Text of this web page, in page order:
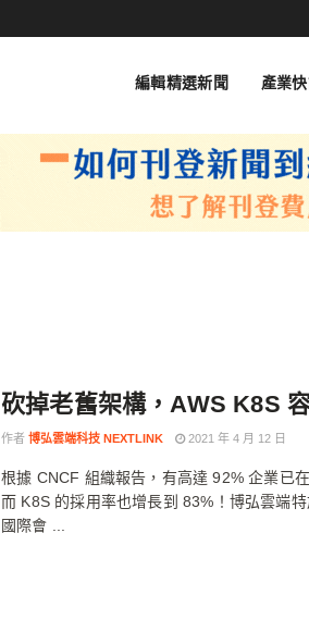
編輯精選新聞 產業
砍掉老舊架構，AWS K8S
作者 博弘雲端科技 NEXTLINK 2021 年 4 月 12 日
根據 CNCF 組織報告，有高達 92% 企業已
而 K8S 的採用率也增長到 83%！博弘雲端
國際會 ...